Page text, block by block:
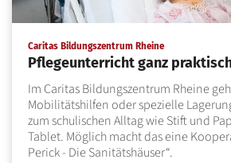
Caritas Bildungszentrum Rheine:
Pflegeunterricht ganz
Im Caritas Bildungszentrum Rheine
Mobilitätshilfen oder spezielle
zum schulischen Alltag wie Stift und
Tablet. Möglich macht das eine
Perick - Die Sanitätshäuser“.